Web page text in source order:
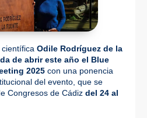
Odile Rodríguez de la
de abrir este año el Blue
2025 con una ponencia
del evento, que se
Congresos de Cádiz del 24 al